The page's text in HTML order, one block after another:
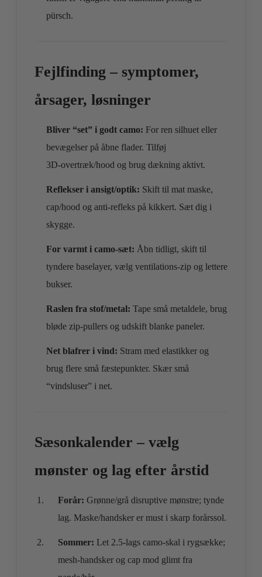
pürsch.
Fejlfinding – symptomer,
årsager, løsninger
Bliver “set” i godt camo: For ren silhuet eller
bevægelser på åbne flader. Tilføj
3D‑overtræk/hood og brug dækning aktivt.
Reflekser i ansigt/optik: Skift til mat maske,
cap/hood og anti‑refleks på kikkert. Sæt dig i
skygge.
For varmt i camo‑sæt: Åbn tidligt, skift til
tyndere baselayer, vælg ventilations‑zip og lettere
bukser.
Raslen fra stof/metal: Tape små metaldele, brug
bløde zip‑pullers og udskift blanke paneler.
Net blafrer i vind: Stram med elastikker og
brug flere små fæstepunkter. Skær små
“vindsluser” i net.
Sæsonkalender – vælg
mønster og lag efter årstid
Forår: Grønne/grå disruptive mønstre; tynde
lag. Maske/handsker er must i skarp forårssol.
Sommer: Let 2.5‑lags camo‑skal i rygsække;
mesh‑handsker og cap mod glimt fra